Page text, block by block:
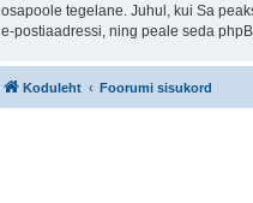
osapoole tegelane. Juhul, kui Sa
e-postiaadressi, ning peale seda
Koduleht Foorumi sisukord